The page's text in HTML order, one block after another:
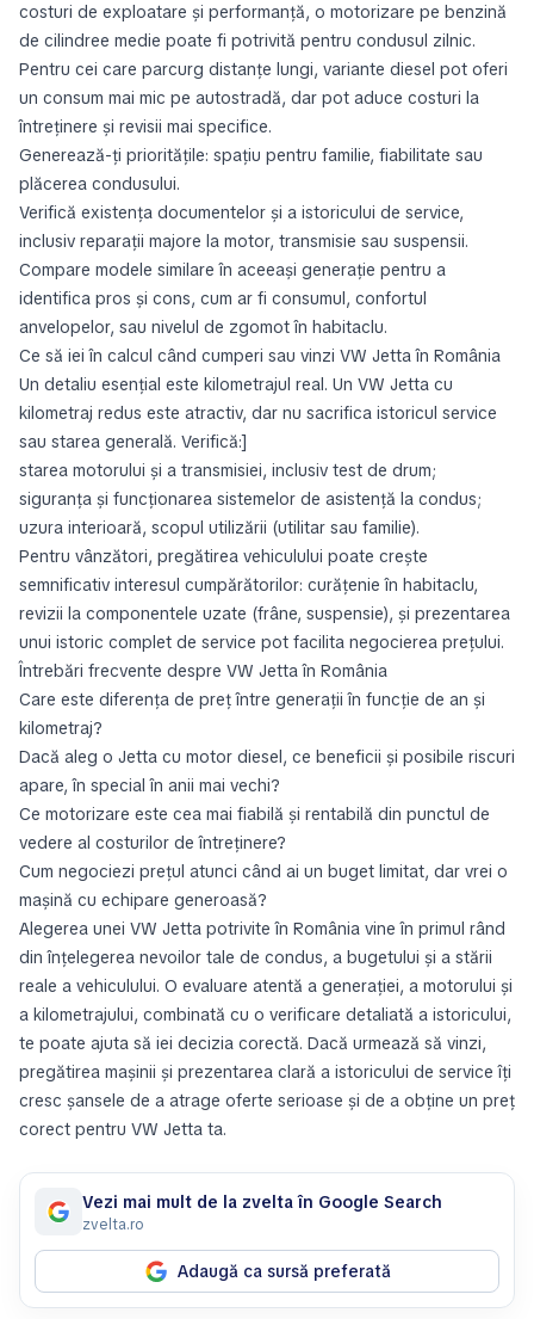
costuri de exploatare și performanță, o motorizare pe benzină
de cilindree medie poate fi potrivită pentru condusul zilnic.
Pentru cei care parcurg distanțe lungi, variante diesel pot oferi
un consum mai mic pe autostradă, dar pot aduce costuri la
întreținere și revisii mai specifice.
Generează-ți prioritățile: spațiu pentru familie, fiabilitate sau
plăcerea condusului.
Verifică existența documentelor și a istoricului de service,
inclusiv reparații majore la motor, transmisie sau suspensii.
Compare modele similare în aceeași generație pentru a
identifica pros și cons, cum ar fi consumul, confortul
anvelopelor, sau nivelul de zgomot în habitaclu.
Ce să iei în calcul când cumperi sau vinzi VW Jetta în România
Un detaliu esențial este kilometrajul real. Un VW Jetta cu
kilometraj redus este atractiv, dar nu sacrifica istoricul service
sau starea generală. Verifică:]
starea motorului și a transmisiei, inclusiv test de drum;
siguranța și funcționarea sistemelor de asistență la condus;
uzura interioară, scopul utilizării (utilitar sau familie).
Pentru vânzători, pregătirea vehiculului poate crește
semnificativ interesul cumpărătorilor: curățenie în habitaclu,
revizii la componentele uzate (frâne, suspensie), și prezentarea
unui istoric complet de service pot facilita negocierea prețului.
Întrebări frecvente despre VW Jetta în România
Care este diferența de preț între generații în funcție de an și
kilometraj?
Dacă aleg o Jetta cu motor diesel, ce beneficii și posibile riscuri
apare, în special în anii mai vechi?
Ce motorizare este cea mai fiabilă și rentabilă din punctul de
vedere al costurilor de întreținere?
Cum negociezi prețul atunci când ai un buget limitat, dar vrei o
mașină cu echipare generoasă?
Alegerea unei VW Jetta potrivite în România vine în primul rând
din înțelegerea nevoilor tale de condus, a bugetului și a stării
reale a vehiculului. O evaluare atentă a generației, a motorului și
a kilometrajului, combinată cu o verificare detaliată a istoricului,
te poate ajuta să iei decizia corectă. Dacă urmează să vinzi,
pregătirea mașinii și prezentarea clară a istoricului de service îți
cresc șansele de a atrage oferte serioase și de a obține un preț
corect pentru VW Jetta ta.
Vezi mai mult de la zvelta în Google Search
zvelta.ro
Adaugă ca sursă preferată